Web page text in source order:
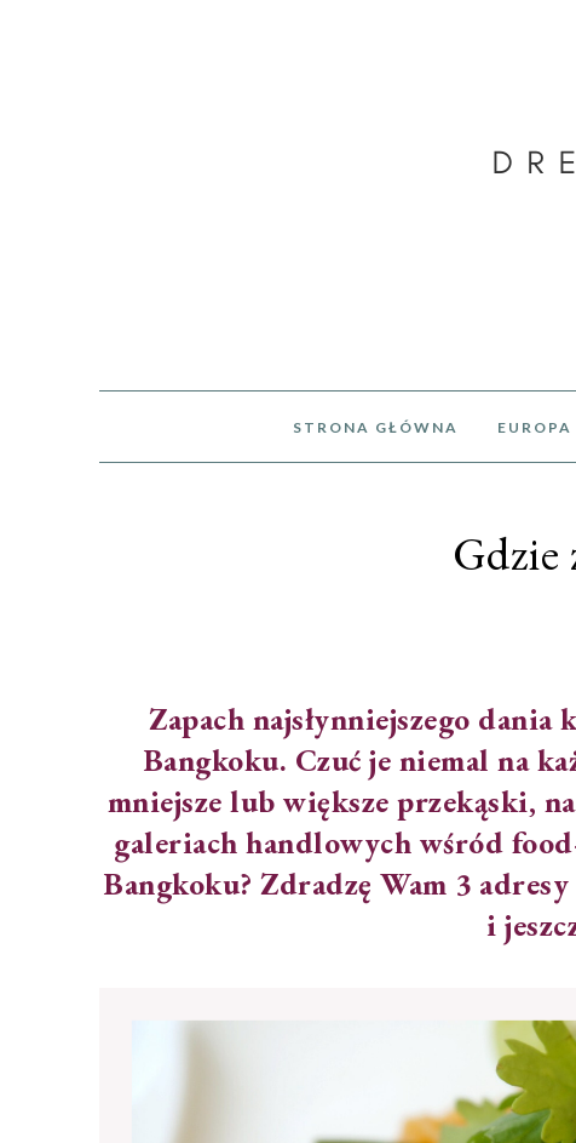
STRONA GŁÓWNA EUROPA
Gdzie
Zapach najsłynniejszego
Bangkoku. Czuć je niemal na
mniejsze lub większe przekąski,
galeriach handlowych wśród
Bangkoku? Zdradzę Wam 3
i